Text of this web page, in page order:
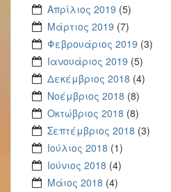
Απρίλιος 2019 (5)
Μάρτιος 2019 (7)
Φεβρουάριος 2019 (3)
Ιανουάριος 2019 (5)
Δεκέμβριος 2018 (4)
Νοέμβριος 2018 (8)
Οκτώβριος 2018 (8)
Σεπτέμβριος 2018 (3)
Ιούλιος 2018 (1)
Ιούνιος 2018 (4)
Μάιος 2018 (4)